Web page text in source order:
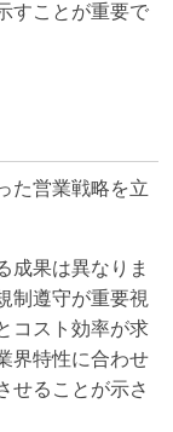
すことが重要で
た営業戦略を立
成果は異なりま
制遵守が重要視
コスト効率が求
界特性に合わせ
せることが示さ